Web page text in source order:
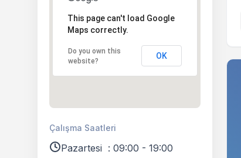
This page can't load Google
Maps correctly.
Do you own this
website?
OK
Çalışma Saatleri
Pazartesi : 09:00 - 19:00